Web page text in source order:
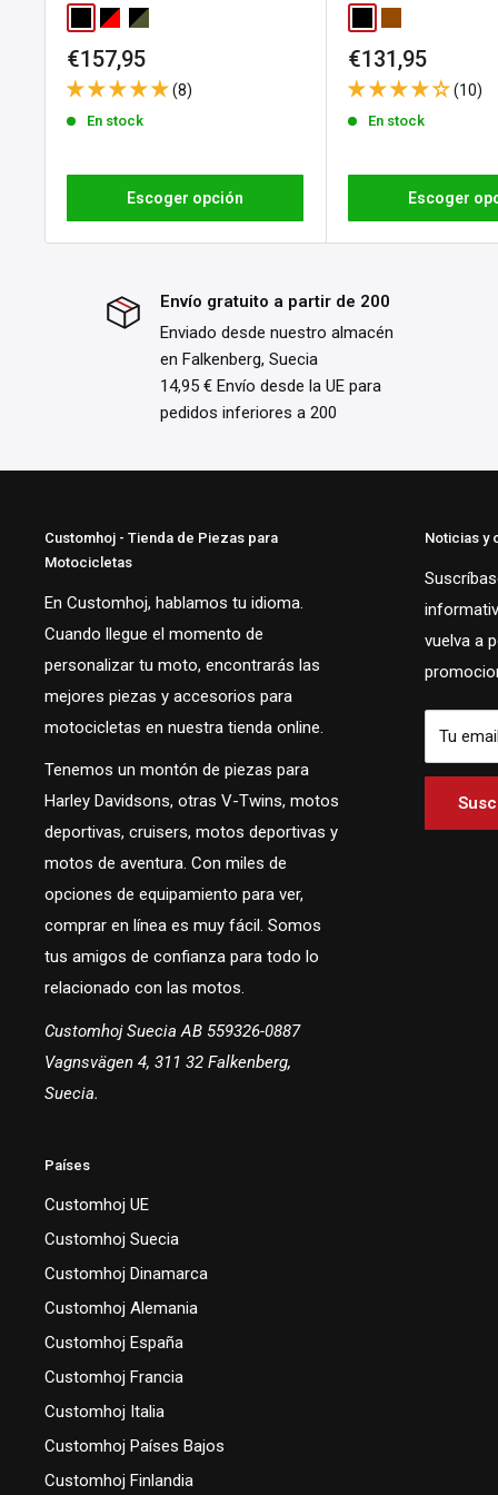
Ten en cuenta que el derecho de devolución no se aplica a
personalizados o fabricados bajo pedido. Consulta nuestra
para conocer todos los detalles y condiciones.
BlackRed / Black
Forest Grey / Black
Precio
de
venta
€157,95
(8)
En stock
Escoger opción
Precio
de
venta
€131,95
(10)
En stock
Escoger
Envío gratuito a partir de 200
Enviado desde nuestro almacén
en Falkenberg, Suecia
14,95 € Envío desde la UE para
pedidos inferiores a 200
Customhoj - Tienda de Piezas para
Motocicletas
En Customhoj, hablamos tu idioma.
Cuando llegue el momento de
personalizar tu moto, encontrarás las
mejores piezas y accesorios para
motocicletas en nuestra tienda online.
Tenemos un montón de piezas para
Harley Davidsons, otras V-Twins, motos
deportivas, cruisers, motos deportivas y
motos de aventura. Con miles de
opciones de equipamiento para ver,
comprar en línea es muy fácil. Somos
tus amigos de confianza para todo lo
relacionado con las motos.
Customhoj Suecia AB 559326-0887
Vagnsvägen 4, 311 32 Falkenberg,
Suecia.
Noticias y
vuelva a
Tu email
Países
Customhoj UE
Customhoj Suecia
Customhoj Dinamarca
Customhoj Alemania
Customhoj España
Customhoj Francia
Customhoj Italia
Customhoj Países Bajos
Customhoj Finlandia